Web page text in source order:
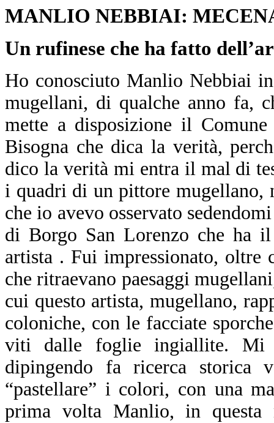
MANLIO NEBBIAI:
Un rufinese che ha fatto
Ho conosciuto Manlio Nebbiai
mugellani, di qualche anno fa,
mette a disposizione il
Bisogna che dica la verità,
dico la verità mi entra il mal di
i quadri di un pittore mugellano,
che io avevo osservato
di Borgo San Lorenzo che ha
artista . Fui impressionato,
che ritraevano paesaggi
cui questo artista, mugellano,
coloniche, con le facciate
viti dalle foglie ingiallite. Mi
dipingendo fa ricerca
“pastellare” i colori, con una
prima volta Manlio, in questa